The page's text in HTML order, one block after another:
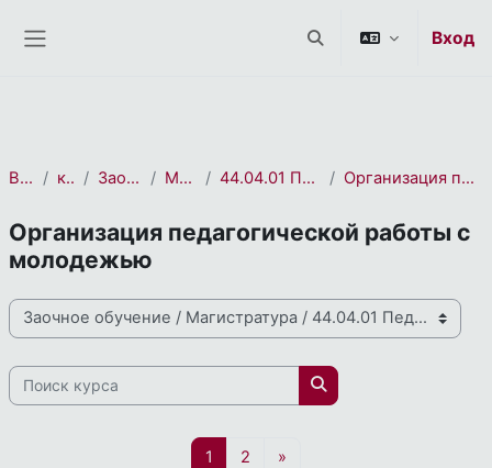
Изменить данныеВход
В начало курса(ов) Заочное обучение Магистратура 44.04.01 Педагогическое образование Организация педагогической работы с молодежью
Организация педагогической работы с
молодежью
Направления и профили подготовки
Поиск курса
Поиск курса
1 Страница 1
2 Страница 2
»